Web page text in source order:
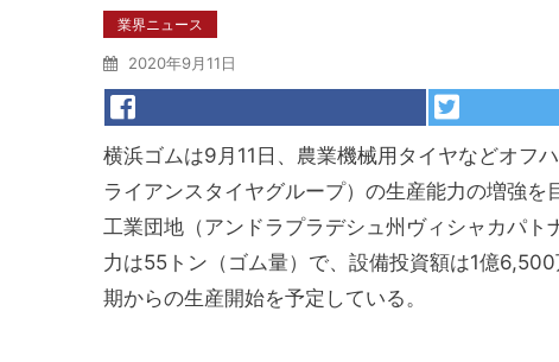
業界ニュース
2020年9月11日
横浜ゴムは9月11日、農業機械用タイヤなどオフ
ライアンスタイヤグループ）の生産能力の増強
工業団地（アンドラプラデシュ州ヴィシャカパ
力は55トン（ゴム量）で、設備投資額は1億
期からの生産開始を予定している。